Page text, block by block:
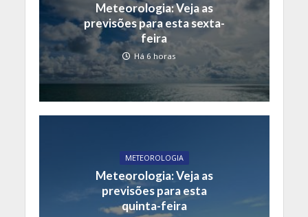
Meteorologia: Veja as
previsões para esta sexta-
feira
Há 6 horas
METEOROLOGIA
Meteorologia: Veja as
previsões para esta
quinta-feira